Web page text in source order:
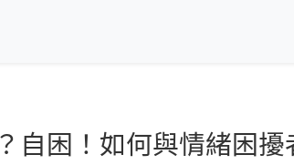
自困！如何與情緒困